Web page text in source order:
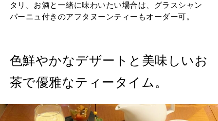
タリ。お酒と一緒に味わいたい場合は、グラスシャン
パーニュ付きのアフタヌーンティーもオーダー可。
色鮮やかなデザートと美味しいお
茶で優雅なティータイム。